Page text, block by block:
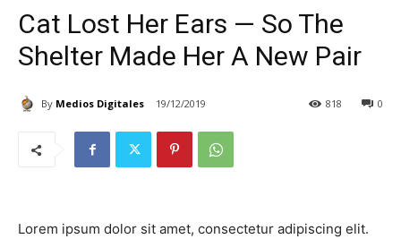
Cat Lost Her Ears — So The
Shelter Made Her A New Pair
By Medios Digitales 19/12/2019 0
818
Lorem ipsum dolor sit amet, consectetur adipiscing elit.